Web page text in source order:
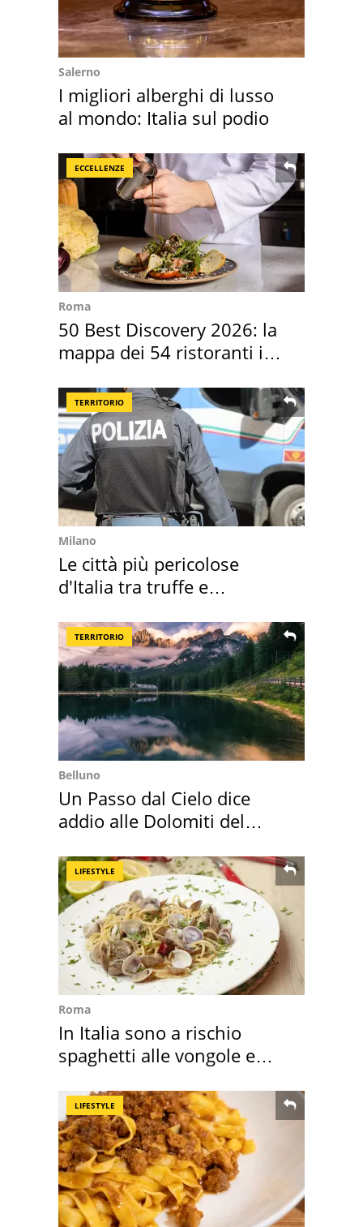
Salerno
I migliori alberghi di lusso
al mondo: Italia sul podio
ECCELLENZE
Roma
50 Best Discovery 2026: la
mappa dei 54 ristoranti in
TERRITORIO
Milano
Le città più pericolose
d'Italia tra truffe e
TERRITORIO
Belluno
Un Passo dal Cielo dice
addio alle Dolomiti del
LIFESTYLE
Roma
In Italia sono a rischio
spaghetti alle vongole e
LIFESTYLE